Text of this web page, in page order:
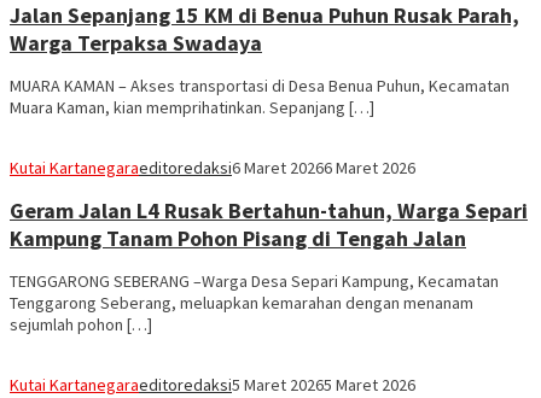
Jalan Sepanjang 15 KM di Benua Puhun Rusak Parah,
Warga Terpaksa Swadaya
MUARA KAMAN – Akses transportasi di Desa Benua Puhun, Kecamatan
Muara Kaman, kian memprihatinkan. Sepanjang […]
Kutai Kartanegaraeditoredaksi6 Maret 20266 Maret 2026
Geram Jalan L4 Rusak Bertahun-tahun, Warga Separi
Kampung Tanam Pohon Pisang di Tengah Jalan
TENGGARONG SEBERANG –Warga Desa Separi Kampung, Kecamatan
Tenggarong Seberang, meluapkan kemarahan dengan menanam
sejumlah pohon […]
Kutai Kartanegaraeditoredaksi5 Maret 20265 Maret 2026